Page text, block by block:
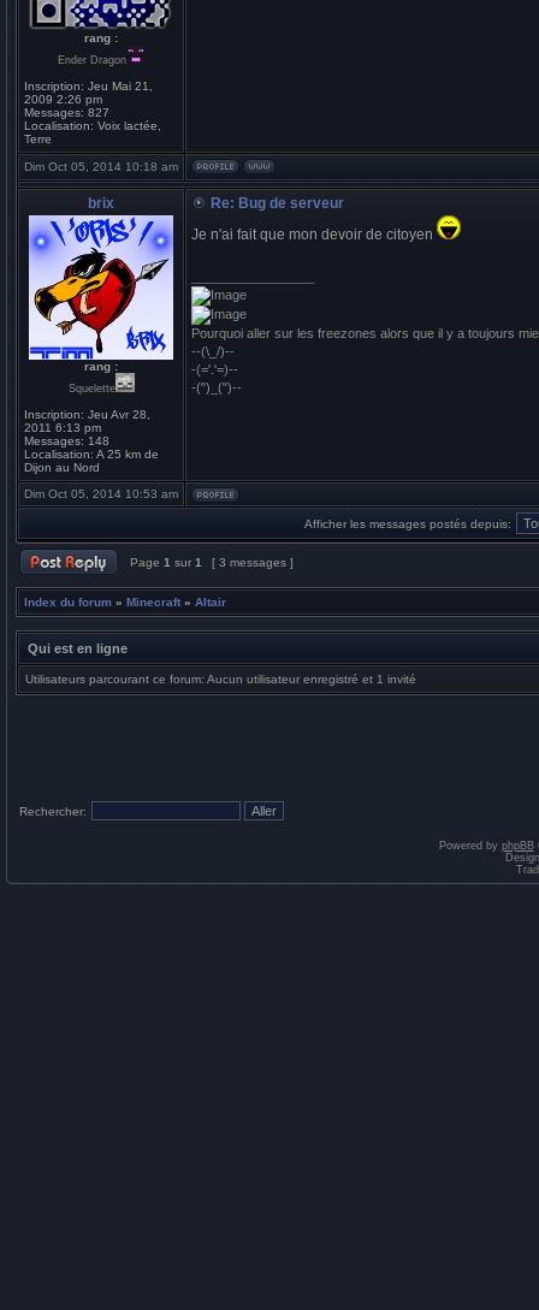
rang :
Ender Dragon
Inscription: Jeu Mai 21,
2009 2:26 pm
Messages: 827
Localisation: Voix lactée,
Terre
Dim Oct 05, 2014 10:18 am
brix
rang :
Squelette
Inscription: Jeu Avr 28,
2011 6:13 pm
Messages: 148
Localisation: A 25 km de
Dijon au Nord
Re: Bug de serveur
Je n'ai fait que mon devoir de citoyen
Pourquoi aller sur les freezones alors que il y a toujours
--(\_/)--
-(='.'=)--
-(")_(")--
Dim Oct 05, 2014 10:53 am
Afficher les messages postés depuis:
Page 1 sur 1 [ 3 messages ]
Index du forum » Minecraft » Altair
Qui est en ligne
Utilisateurs parcourant ce forum: Aucun utilisateur enregistré et 1 invité
Rechercher:
Powered by phpBB